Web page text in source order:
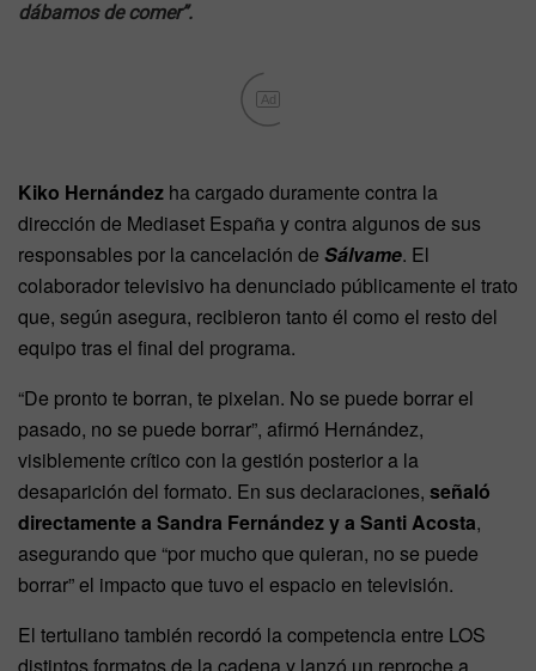
dábamos de comer”.
Ad
Kiko Hernández ha cargado duramente contra la
dirección de Mediaset España y contra algunos de sus
responsables por la cancelación de Sálvame. El
colaborador televisivo ha denunciado públicamente el trato
que, según asegura, recibieron tanto él como el resto del
equipo tras el final del programa.
“De pronto te borran, te pixelan. No se puede borrar el
pasado, no se puede borrar”, afirmó Hernández,
visiblemente crítico con la gestión posterior a la
desaparición del formato. En sus declaraciones, señaló
directamente a Sandra Fernández y a Santi Acosta,
asegurando que “por mucho que quieran, no se puede
borrar” el impacto que tuvo el espacio en televisión.
El tertuliano también recordó la competencia entre LOS